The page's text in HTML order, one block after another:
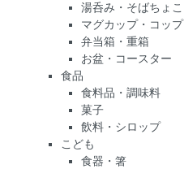
湯呑み・そばちょこ
マグカップ・コップ
弁当箱・重箱
お盆・コースター
食品
食料品・調味料
菓子
飲料・シロップ
こども
食器・箸